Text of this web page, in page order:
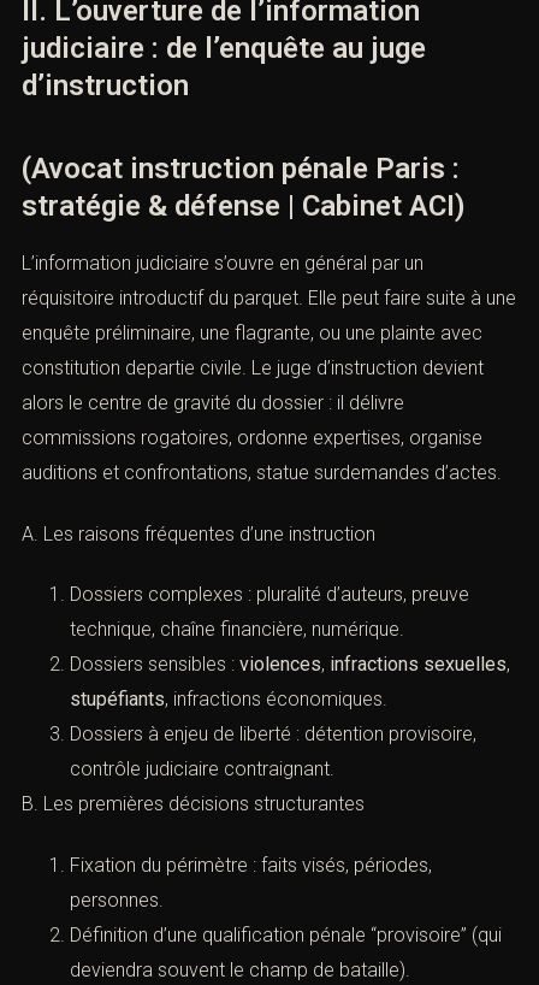
II. L’ouverture de l’information
judiciaire : de l’enquête au juge
d’instruction
(Avocat instruction pénale Paris :
stratégie & défense | Cabinet ACI)
L’information judiciaire s’ouvre en général par un
réquisitoire introductif du parquet. Elle peut faire suite à une
enquête préliminaire, une flagrante, ou une plainte avec
constitution departie civile. Le juge d’instruction devient
alors le centre de gravité du dossier : il délivre
commissions rogatoires, ordonne expertises, organise
auditions et confrontations, statue surdemandes d’actes.
A. Les raisons fréquentes d’une instruction
Dossiers complexes : pluralité d’auteurs, preuve
technique, chaîne financière, numérique.
Dossiers sensibles : violences, infractions sexuelles,
stupéfiants, infractions économiques.
Dossiers à enjeu de liberté : détention provisoire,
contrôle judiciaire contraignant.
B. Les premières décisions structurantes
Fixation du périmètre : faits visés, périodes,
personnes.
Définition d’une qualification pénale “provisoire” (qui
deviendra souvent le champ de bataille).